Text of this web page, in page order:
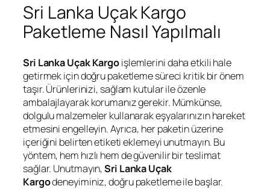
Sri Lanka Uçak Kargo
Paketleme Nasıl Yapılmalı
Sri Lanka Uçak Kargoişlemlerini daha etkili hale
getirmek için doğru paketleme süreci kritik bir önem
taşır. Ürünlerinizi, sağlam kutular ile özenle
ambalajlayarak korumanız gerekir. Mümkünse,
dolgulu malzemeler kullanarak eşyalarınızın hareket
etmesini engelleyin. Ayrıca, her paketin üzerine
içeriğini belirten etiketi eklemeyi unutmayın. Bu
yöntem, hem hızlı hem de güvenilir bir teslimat
sağlar. Unutmayın,Sri Lanka Uçak
Kargodeneyiminiz, doğru paketleme ile başlar.